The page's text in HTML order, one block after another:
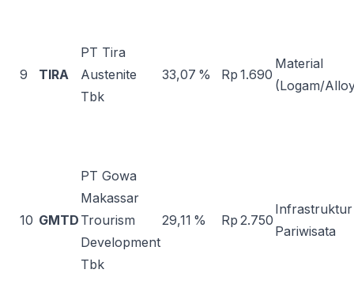
9 TIRA
PT Tira
Austenite
Tbk
33,07 % Rp 1.690
Material
(Logam/
10 GMTD
PT Gowa
Makassar
Trourism
Development
Tbk
29,11 % Rp 2.750
Infrastruktur
Pariwisata